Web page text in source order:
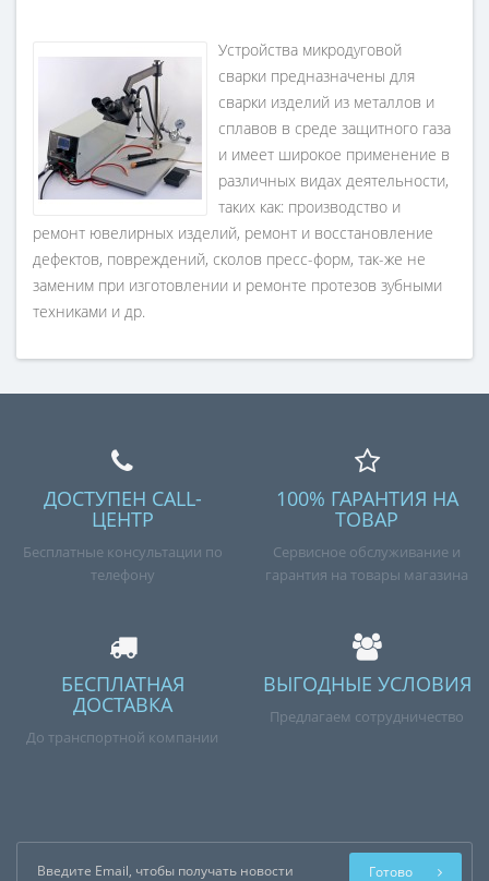
Устройства микродуговой
сварки предназначены для
сварки изделий из металлов и
сплавов в среде защитного газа
и имеет широкое применение в
различных видах деятельности,
таких как: производство и
ремонт ювелирных изделий, ремонт и восстановление
дефектов, повреждений, сколов пресс-форм, так-же не
заменим при изготовлении и ремонте протезов зубными
техниками и др.
ДОСТУПЕН CALL-
ЦЕНТР
Бесплатные консультации по
телефону
100% ГАРАНТИЯ НА
ТОВАР
Сервисное обслуживание и
гарантия на товары магазина
БЕСПЛАТНАЯ
ДОСТАВКА
До транспортной компании
ВЫГОДНЫЕ УСЛОВИЯ
Предлагаем сотрудничество
Готово